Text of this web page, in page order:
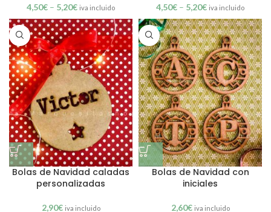
4,50€ – 5,20€ iva incluido 4,50€ – 5,20€ iva incluido
Bolas de Navidad caladas
personalizadas
2,90€ iva incluido
Bolas de Navidad con
iniciales
2,60€ iva incluido